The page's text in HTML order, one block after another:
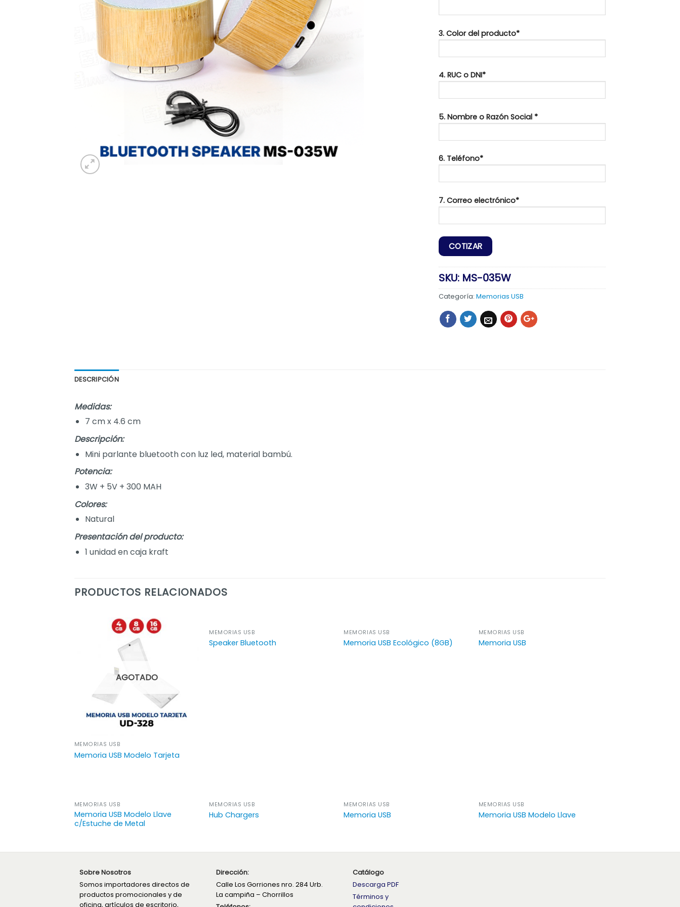
3. Color del producto*
4. RUC o DNI*
5. Nombre o Razón Social *
6. Teléfono*
7. Correo electrónico*
SKU: MS-035W
Categoría: Memorias USB
DESCRIPCIÓN
Medidas:
7 cm x 4.6 cm
Descripción:
Mini parlante bluetooth con luz led, material bambú.
Potencia:
3W + 5V + 300 MAH
Colores:
Natural
Presentación del producto:
1 unidad en caja kraft
PRODUCTOS RELACIONADOS
AGOTADO
MEMORIAS USB
Memoria USB Modelo Tarjeta
MEMORIAS USB
Speaker Bluetooth
AGOTADO
MEMORIAS USB
Memoria USB Ecológico (8GB)
MEMORIAS USB
Memoria USB
MEMORIAS USB
Memoria USB Modelo Llave
c/Estuche de Metal
MEMORIAS USB
Hub Chargers
MEMORIAS USB
Memoria USB
MEMORIAS USB
Memoria USB Modelo Llave
Sobre Nosotros
Somos importadores directos de
productos promocionales y de
oficina, artículos de escritorio,
Dirección:
Calle Los Gorriones nro. 284 Urb.
La campiña – Chorrillos
Catálogo
Descarga PDF
Términos y